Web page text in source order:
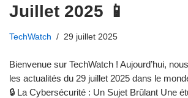
Juillet 2025 📱
TechWatch 29 juillet 2025
Bienvenue sur TechWatch ! Aujourd’hui,
les actualités du 29 juillet 2025 dans le
🔒 La Cybersécurité : Un Sujet Brûlant Une